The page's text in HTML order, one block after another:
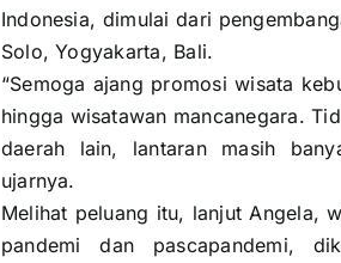
Indonesia, dimulai dari
Solo, Yogyakarta, Bali.
“Semoga ajang promosi wisata
hingga wisatawan mancanegara.
daerah lain, lantaran masih
ujarnya.
Melihat peluang itu, lanjut Angela,
pandemi dan pascapandemi,